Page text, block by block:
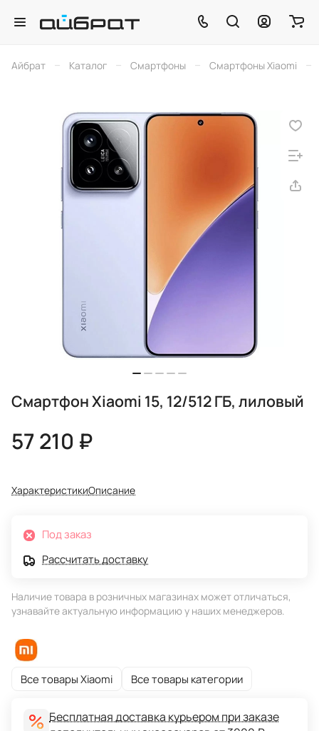
Айбрат – Каталог – Смартфоны – Смартфоны Xiaomi –
Смартфон Xiaomi 15, 12/512 ГБ, лиловый
57 210 ₽
ХарактеристикиОписание
Под заказ
Рассчитать доставку
Наличие товара в розничных магазинах может отличаться,
узнавайте актуальную информацию у наших менеджеров.
Все товары Xiaomi Все товары категории
Бесплатная доставка курьером при заказе